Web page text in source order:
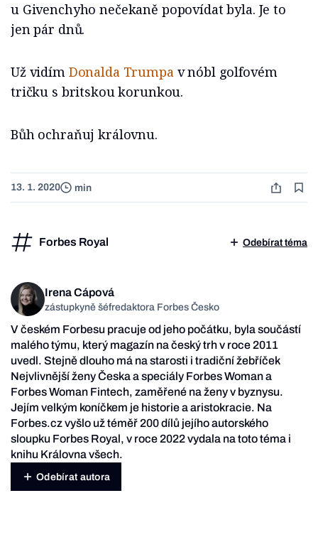
u Givenchyho nečekaně popovídat byla. Je to
jen pár dnů.
Už vidím Donalda Trumpav nóbl golfovém
tričku s britskou korunkou.
Bůh ochraňuj královnu.
13. 1. 2020 min
Forbes Royal Odebírat téma
Irena Cápová
zástupkyně šéfredaktora Forbes Česko
V českém Forbesu pracuje od jeho počátku, byla součástí
malého týmu, který magazín na český trh v roce 2011
uvedl. Stejně dlouho má na starosti i tradiční žebříček
Nejvlivnější ženy Česka a speciály Forbes Woman a
Forbes Woman Fintech, zaměřené na ženy v byznysu.
Jejím velkým koníčkem je historie a aristokracie. Na
Forbes.cz vyšlo už téměř 200 dílů jejího autorského
sloupku Forbes Royal, v roce 2022 vydala na toto téma i
knihu Královna všech.
Odebírat autora